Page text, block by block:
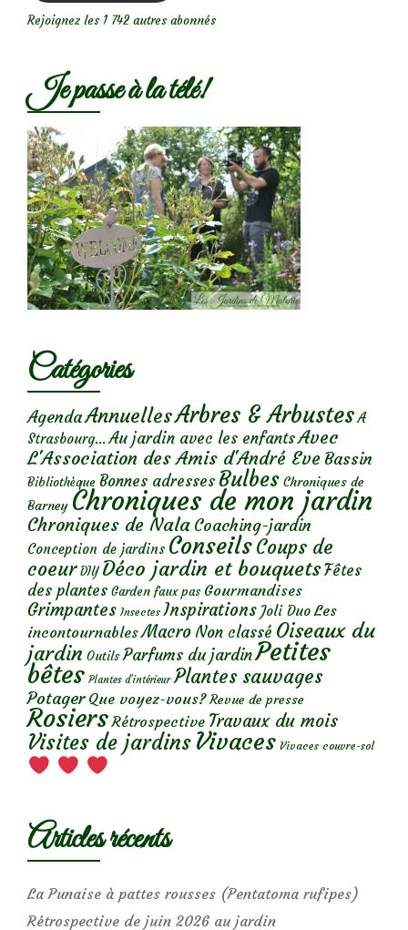
Rejoignez les 1 742 autres abonnés
Je passe à la télé!
Catégories
AgendaAnnuellesArbres & Arbustes A
Strasbourg... Au jardin avec les enfantsAvec
L'Association des Amis d'André Eve Bassin
Bibliothèque Bonnes adresses Bulbes Chroniques de
Barney Chroniques de mon jardin
Chroniques de Nala Coaching-jardin
Conception de jardins ConseilsCoups de
coeur DIY Déco jardin et bouquetsFêtes
des plantes Garden faux pas Gourmandises
Grimpantes Insectes Inspirations Joli Duo Les
incontournables Macro Non classé Oiseaux du
jardin Outils Parfums du jardinPetites
bêtes Plantes d’intérieur Plantes sauvages
Potager Que voyez-vous? Revue de presse
Rosiers Rétrospective Travaux du mois
Visites de jardins Vivaces Vivaces couvre-sol
Articles récents
La Punaise à pattes rousses (Pentatoma rufipes)
Rétrospective de juin 2026 au jardin